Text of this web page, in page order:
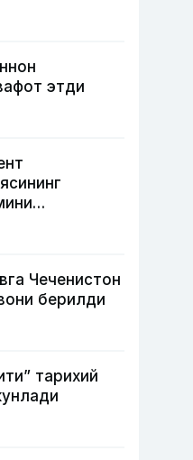
этди
Чеченистон
берилди
тарихий